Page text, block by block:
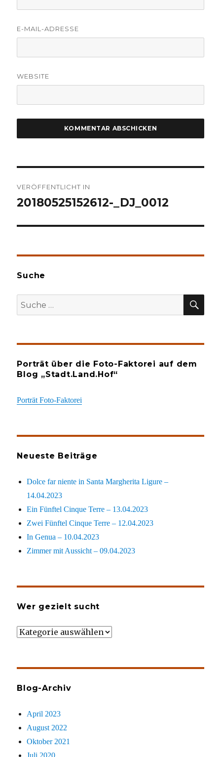
E-MAIL-ADRESSE
WEBSITE
VERÖFFENTLICHT IN
20180525152612-_DJ_0012
Suche
Suche
nach:
Porträt über die Foto-Faktorei auf dem
Blog „Stadt.Land.Hof“
Porträt Foto-Faktorei
Neueste Beiträge
Dolce far niente in Santa Margherita Ligure –
14.04.2023
Ein Fünftel Cinque Terre – 13.04.2023
Zwei Fünftel Cinque Terre – 12.04.2023
In Genua – 10.04.2023
Zimmer mit Aussicht – 09.04.2023
Wer gezielt sucht
Wer
Blog-Archiv
April 2023
August 2022
Oktober 2021
Juli 2020